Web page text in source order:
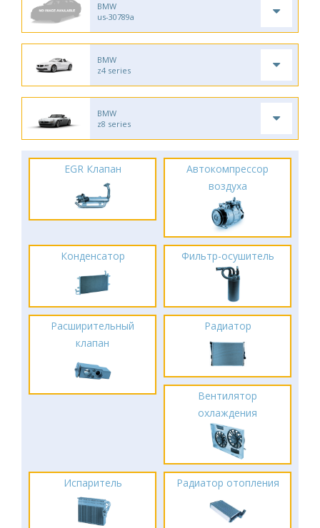
BMW
us-30789a
BMW
z4 series
BMW
z8 series
EGR Клапан
Автокомпрессор
воздуха
Конденсатор Фильтр-осушитель
Расширительный
клапан
Радиатор
Вентилятор
охлаждения
Испаритель Радиатор отопления